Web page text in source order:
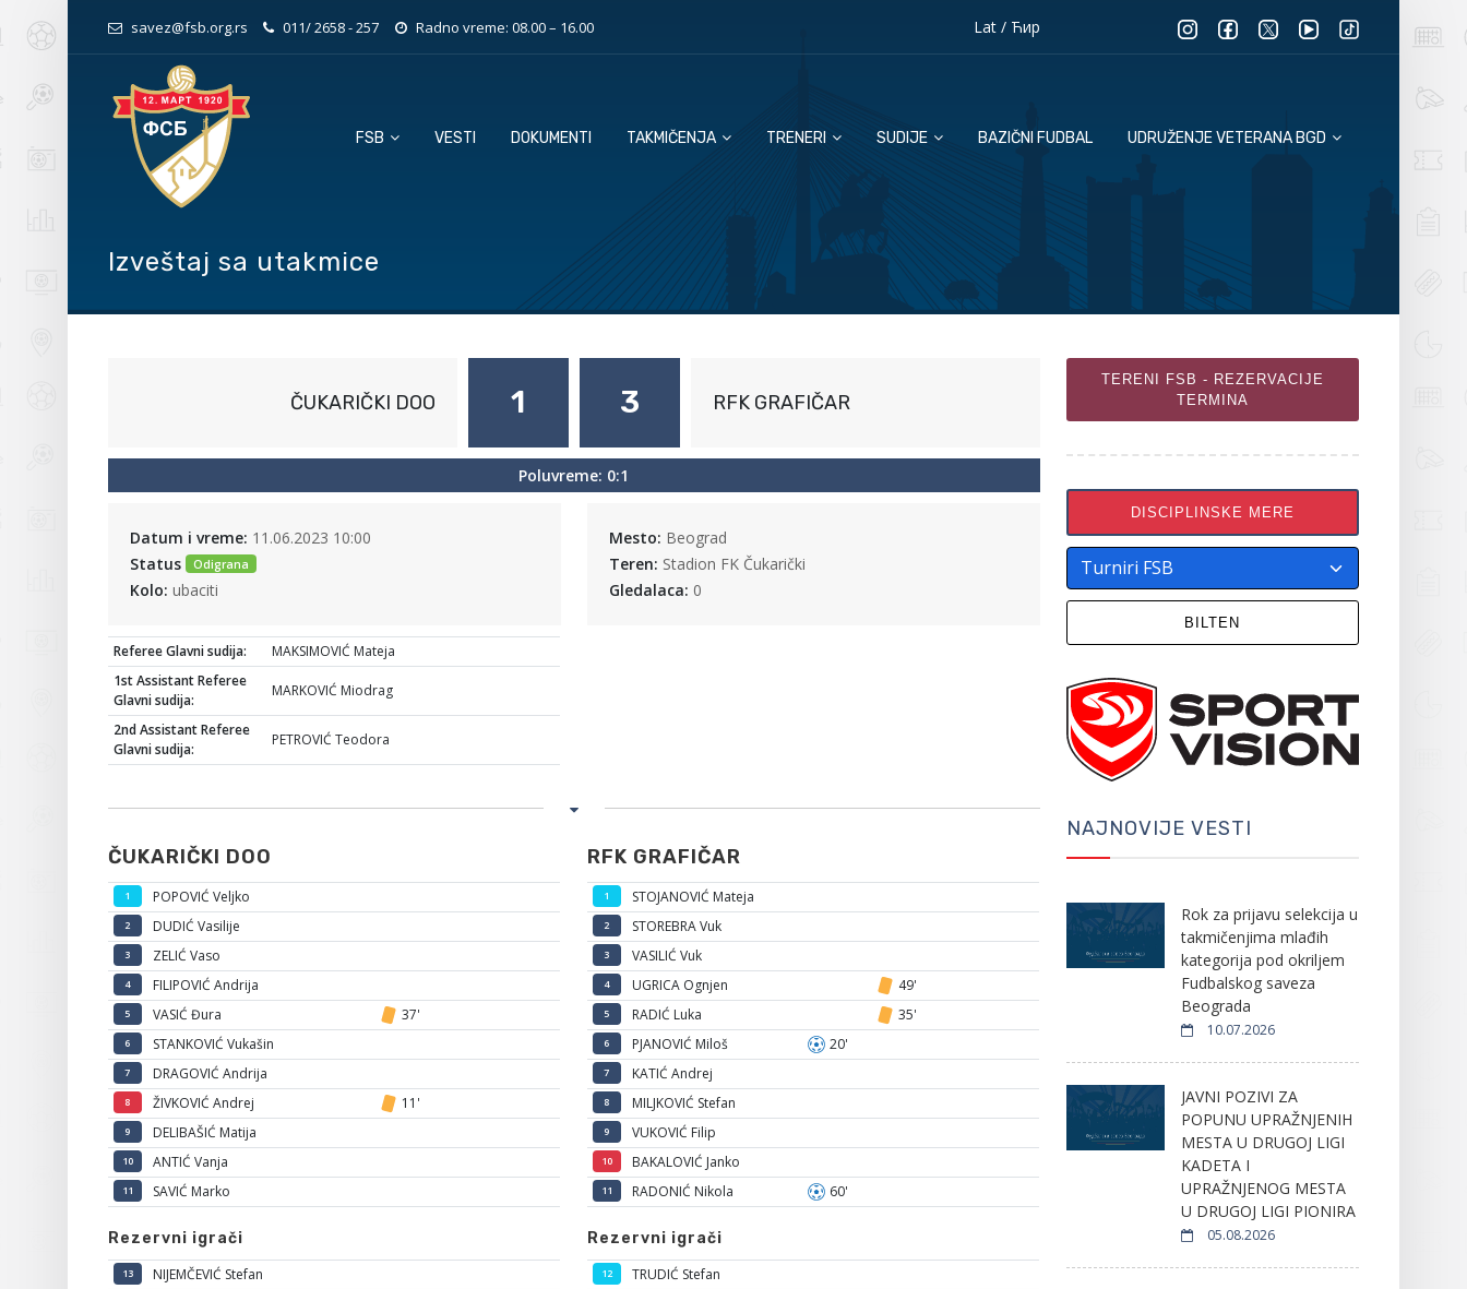
savez@fsb.org.rs 011/ 2658 - 257 Radno vreme: 08.00 – 16.00 Lat/ Ћир
FSB VESTI DOKUMENTI TAKMIČENJA TRENERI SUDIJE BAZIČNI FUDBAL UDRUŽENJE VETERANA BGD
Izveštaj sa utakmice
ČUKARIČKI DOO 1 3 RFK GRAFIČAR
Poluvreme: 0:1
Datum i vreme: 11.06.2023 10:00
Status
Odigrana
Kolo: ubaciti
Mesto: Beograd
Teren: Stadion FK Čukarički
Gledalaca: 0
Referee Glavni sudija:
MAKSIMOVIĆ Mateja
1st Assistant Referee
Glavni sudija:
MARKOVIĆ Miodrag
2nd Assistant Referee
Glavni sudija:
PETROVIĆ Teodora
ČUKARIČKI DOO
1 POPOVIĆ Veljko
2 DUDIĆ Vasilije
3 ZELIĆ Vaso
4 FILIPOVIĆ Andrija
5 VASIĆ Đura 37'
6 STANKOVIĆ Vukašin
7 DRAGOVIĆ Andrija
8 ŽIVKOVIĆ Andrej 11'
9 DELIBAŠIĆ Matija
10 ANTIĆ Vanja
11 SAVIĆ Marko
Rezervni igrači
13 NIJEMČEVIĆ Stefan
RFK GRAFIČAR
1 STOJANOVIĆ Mateja
2 STOREBRA Vuk
3 VASILIĆ Vuk
4 UGRICA Ognjen 49'
5 RADIĆ Luka 35'
6 PJANOVIĆ Miloš 20'
7 KATIĆ Andrej
8 MILJKOVIĆ Stefan
9 VUKOVIĆ Filip
10 BAKALOVIĆ Janko
11 RADONIĆ Nikola 60'
Rezervni igrači
12 TRUDIĆ Stefan
TERENI FSB - REZERVACIJE
TERMINA
DISCIPLINSKE MERE
BILTEN
NAJNOVIJE VESTI
Rok za prijavu selekcija u
takmičenjima mlađih
kategorija pod okriljem
Fudbalskog saveza
Beograda
10.07.2026
JAVNI POZIVI ZA
POPUNU UPRAŽNJENIH
MESTA U DRUGOJ LIGI
KADETA I
UPRAŽNJENOG MESTA
U DRUGOJ LIGI PIONIRA
05.08.2026